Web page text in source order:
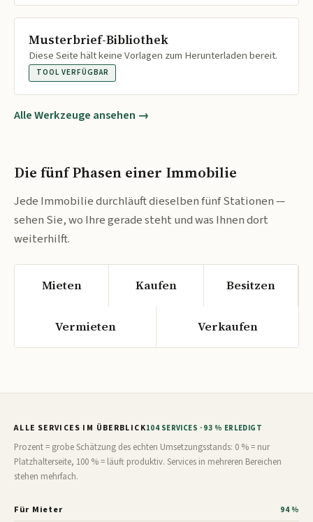
Musterbrief-Bibliothek
Diese Seite hält keine Vorlagen zum Herunterladen bereit.
TOOL VERFÜGBAR
Alle Werkzeuge ansehen →
Die fünf Phasen einer Immobilie
Jede Immobilie durchläuft dieselben fünf Stationen —
sehen Sie, wo Ihre gerade steht und was Ihnen dort
weiterhilft.
Mieten Kaufen Besitzen
Vermieten Verkaufen
ALLE SERVICES IM ÜBERBLICK104 SERVICES · 93 % ERLEDIGT
Prozent = grobe Schätzung des echten Umsetzungsstands: 0 % = nur
Platzhalterseite, 100 % = läuft produktiv. Services in mehreren Bereichen
stehen mehrfach.
Für Mieter 94 %